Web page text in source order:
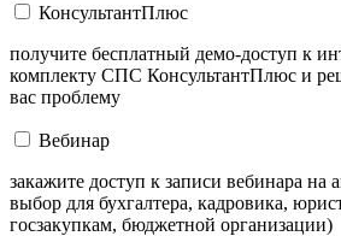
КонсультантПлюс
получите бесплатный демо-доступ к
комплекту СПС КонсультантПлюс и
вас проблему
Вебинар
закажите доступ к записи вебинара на
выбор для бухгалтера, кадровика,
госзакупкам, бюджетной организации)